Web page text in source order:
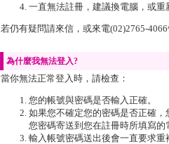
一直無法註冊，建議換電腦，或重
若仍有疑問請來信，或來電(02)2765-
為什麼我無法登入?
當你無法正常登入時，請檢查：
您的帳號與密碼是否輸入正確。
如果您不確定您的密碼是否正確
您密碼寄送到您在註冊時所填寫的
輸入帳號密碼送出後會一直要求重